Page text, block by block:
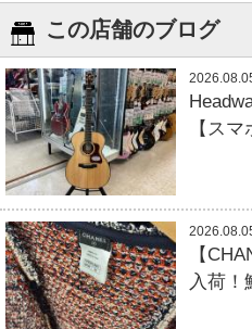
この店舗のブログ
【スマ
【
入荷！